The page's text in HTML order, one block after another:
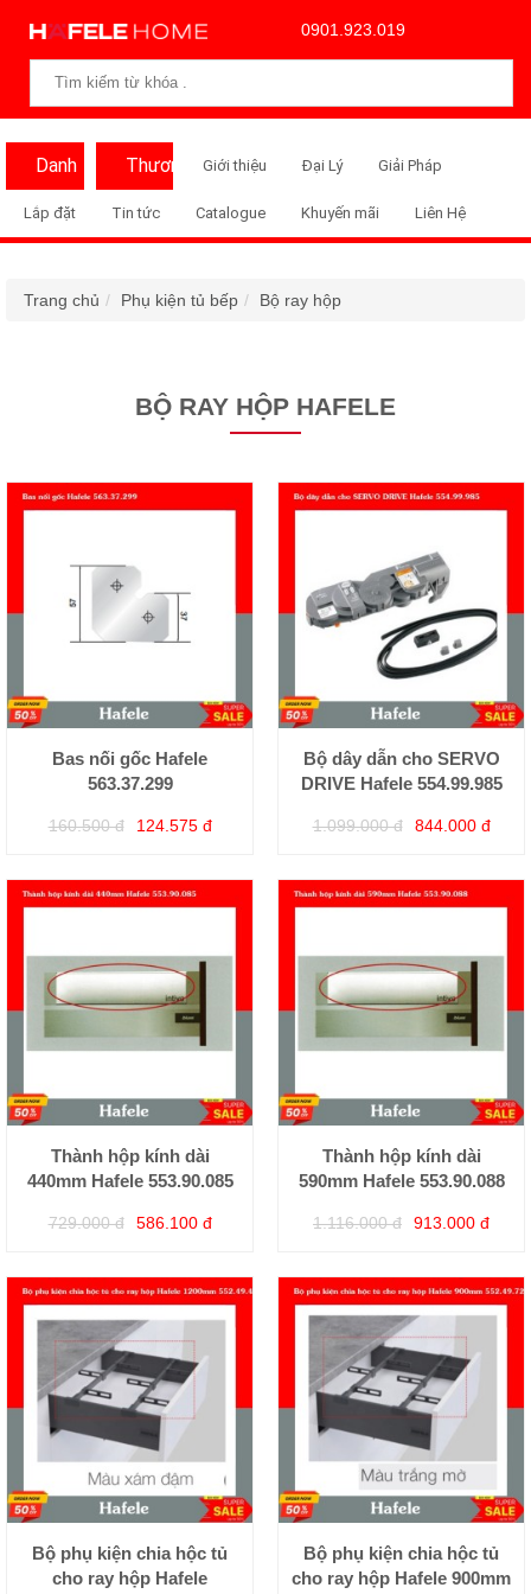
0901.923.019
Danh
Mục
Thương
Hiệu
Giới thiệu Đại Lý Giải Pháp
Lắp đặt Tin tức Catalogue Khuyến mãi Liên Hệ
Trang chủ Phụ kiện tủ bếp Bộ ray hộp
BỘ RAY HỘP HAFELE
Bas nối gốc Hafele
563.37.299
160.500 đ 124.575 đ
Bộ dây dẫn cho SERVO
DRIVE Hafele 554.99.985
1.099.000 đ 844.000 đ
Thành hộp kính dài
440mm Hafele 553.90.085
729.000 đ 586.100 đ
Thành hộp kính dài
590mm Hafele 553.90.088
1.116.000 đ 913.000 đ
Bộ phụ kiện chia hộc tủ
cho ray hộp Hafele
Bộ phụ kiện chia hộc tủ
cho ray hộp Hafele 900mm